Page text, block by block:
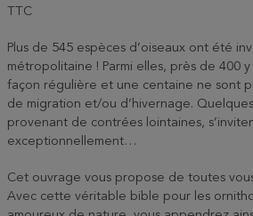
TTC
Plus de 545 espèces d’oiseaux ont été
métropolitaine ! Parmi elles, près de 400
façon régulière et une centaine ne sont
de migration et/ou d’hivernage.
provenant de contrées lointaines,
exceptionnellement…
Cet ouvrage vous propose de toutes
Avec cette véritable bible pour les